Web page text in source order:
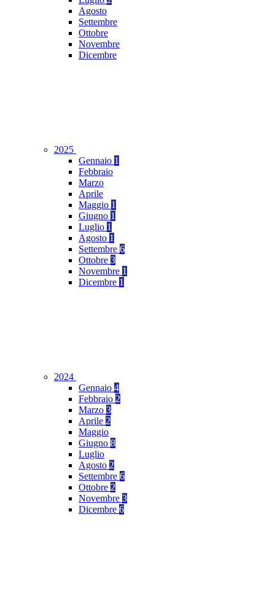
Agosto
Settembre
Ottobre
Novembre
Dicembre
2025
Gennaio 1
Febbraio
Marzo
Aprile
Maggio 1
Giugno 1
Luglio 1
Agosto 1
Settembre 6
Ottobre 3
Novembre 1
Dicembre 1
2024
Gennaio 4
Febbraio 2
Marzo 3
Aprile 2
Maggio
Giugno 8
Luglio
Agosto 2
Settembre 6
Ottobre 2
Novembre 3
Dicembre 6